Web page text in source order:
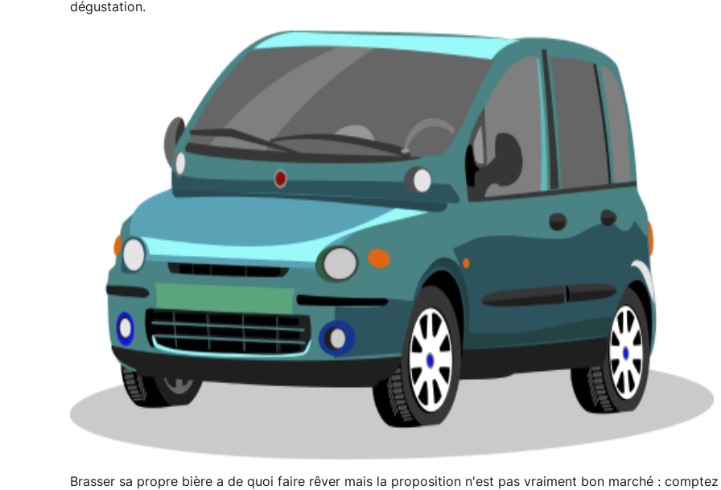
dégustation.
Brasser sa propre bière a de quoi faire rêver mais la proposition n'est pas vraiment bon marché : comptez